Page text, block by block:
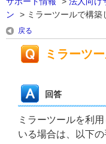
ン
> ミラーツールで構築
戻る
ミラーツ
回答
ミラーツールを利
いる場合は、以下の